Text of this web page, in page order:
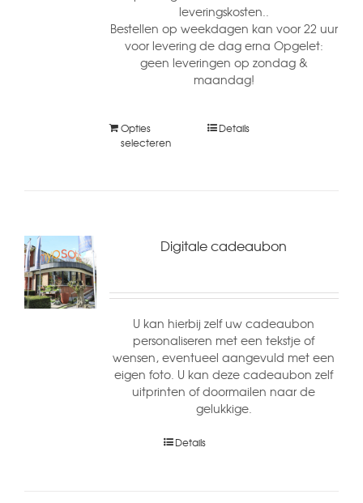
leveringskosten..
Bestellen op weekdagen kan voor 22 uur
voor levering de dag erna Opgelet:
geen leveringen op zondag &
maandag!
Opties
selecteren
Details
Digitale cadeaubon
U kan hierbij zelf uw cadeaubon
personaliseren met een tekstje of
wensen, eventueel aangevuld met een
eigen foto. U kan deze cadeaubon zelf
uitprinten of doormailen naar de
gelukkige.
Details